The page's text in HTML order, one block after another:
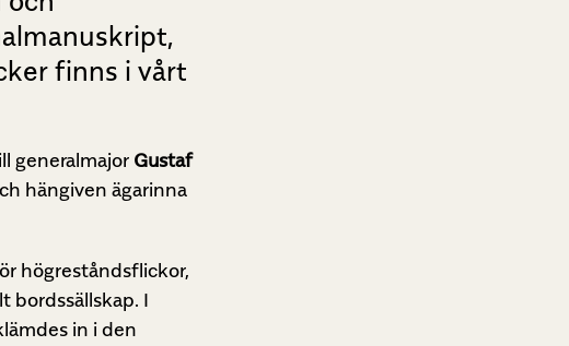
finns i vårt
generalmajor Gustaf
hängiven ägarinna
högreståndsflickor,
bordssällskap. I
in i den